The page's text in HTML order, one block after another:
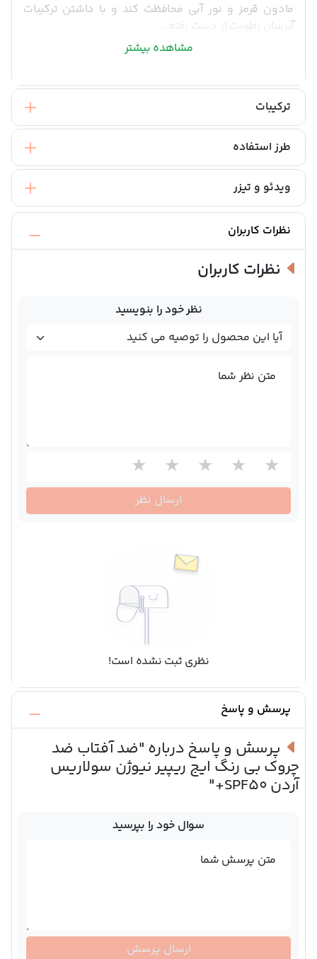
مادون قرمز و نور آبی محافظت کند و با داشتن ترکیبات
آبرسان رطوبت از دست رفته...
مشاهده بیشتر
ترکیبات
طرز استفاده
ویدئو و تیزر
نظرات کاربران
نظرات کاربران
نظر خود را بنویسید
متن نظر شما
ارسال نظر
نظری ثبت نشده است!
پرسش و پاسخ
پرسش و پاسخ درباره "ضد آفتاب ضد
چروک بی رنگ ایج ریپیر نیوژن سولاریس
آردن SPF50+"
سوال خود را بپرسید
متن پرسش شما
ارسال پرسش